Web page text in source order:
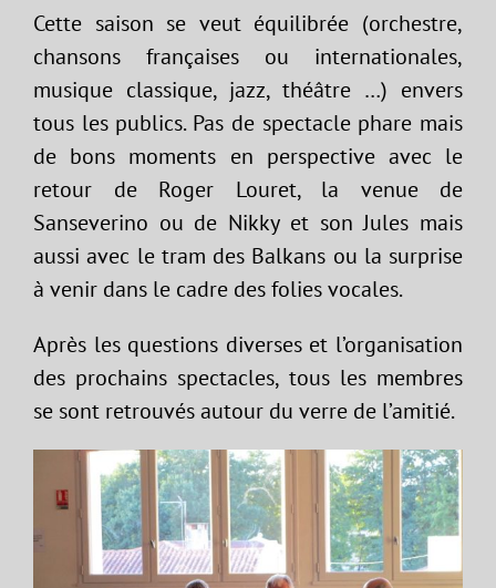
Cette saison se veut équilibrée (orchestre,
chansons françaises ou internationales,
musique classique, jazz, théâtre …) envers
tous les publics. Pas de spectacle phare mais
de bons moments en perspective avec le
retour de Roger Louret, la venue de
Sanseverino ou de Nikky et son Jules mais
aussi avec le tram des Balkans ou la surprise
à venir dans le cadre des folies vocales.
Après les questions diverses et l’organisation
des prochains spectacles, tous les membres
se sont retrouvés autour du verre de l’amitié.